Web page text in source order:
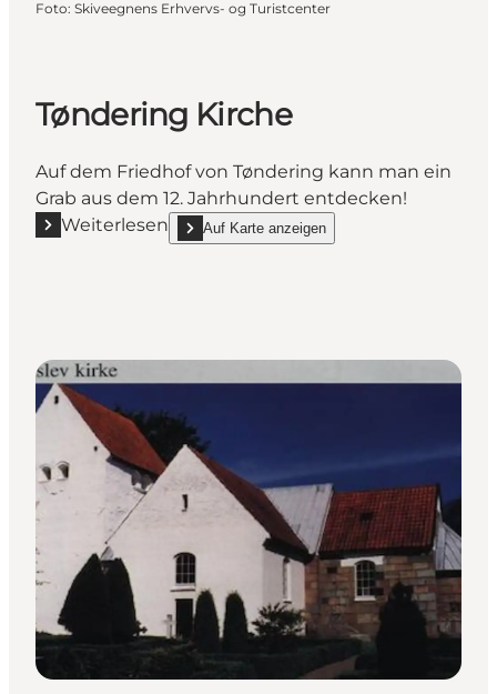
Foto: Skiveegnens Erhvervs- og Turistcenter
Tøndering Kirche
Auf dem Friedhof von Tøndering kann man ein
Grab aus dem 12. Jahrhundert entdecken!
Weiterlesen
Mehr erfahren "Tøndering Kirche"
Auf Karte anzeigen
show Tøndering Kirche on_map